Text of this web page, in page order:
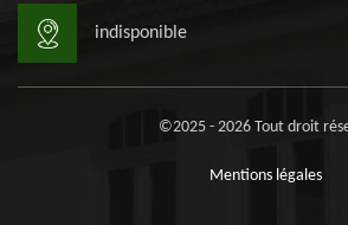
indisponible
©2025 - 2026 Tout droit
Mentions légales